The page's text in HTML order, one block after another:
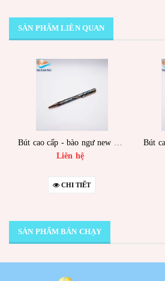
SẢN PHẨM LIÊN QUAN
Liên hệ
CHI TIẾT
SẢN PHẨM BÁN CHẠY